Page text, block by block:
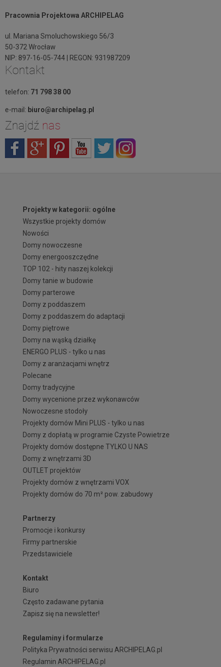
Pracownia Projektowa ARCHIPELAG
ul. Mariana Smoluchowskiego 56/3
50-372 Wrocław
NIP: 897-16-05-744 | REGON: 931987209
Kontakt
telefon: 71 798 38 00
e-mail: biuro@archipelag.pl
Znajdź nas
Projekty w kategorii: ogólne
Wszystkie projekty domów
Nowości
Domy nowoczesne
Domy energooszczędne
TOP 102 - hity naszej kolekcji
Domy tanie w budowie
Domy parterowe
Domy z poddaszem
Domy z poddaszem do adaptacji
Domy piętrowe
Domy na wąską działkę
ENERGO PLUS - tylko u nas
Domy z aranżacjami wnętrz
Polecane
Domy tradycyjne
Domy wycenione przez wykonawców
Nowoczesne stodoły
Projekty domów Mini PLUS - tylko u nas
Domy z dopłatą w programie Czyste Powietrze
Projekty domów dostępne TYLKO U NAS
Domy z wnętrzami 3D
OUTLET projektów
Projekty domów z wnętrzami VOX
Projekty domów do 70 m² pow. zabudowy
Partnerzy
Promocje i konkursy
Firmy partnerskie
Przedstawiciele
Kontakt
Biuro
Często zadawane pytania
Zapisz się na newsletter!
Regulaminy i formularze
Polityka Prywatności serwisu ARCHIPELAG.pl
Regulamin ARCHIPELAG.pl